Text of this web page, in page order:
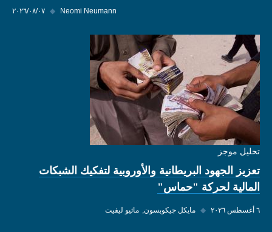
٠٧‏/٠٨‏/٢٠٢٦ ◆ Neomi Neumann
تحليل موجز
تعزيز الجهود البريطانية والأوروبية لتفكيك الشبكات
المالية لحركة "حماس"
٦ أغسطس ٢٠٢٦ ◆ مايكل جيكوبسون ماثيو ليفيت